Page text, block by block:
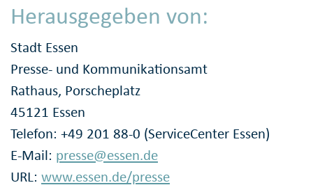
Herausgegeben von:
Stadt Essen
Presse- und Kommunikationsamt
Rathaus, Porscheplatz
45121 Essen
Telefon: +49 201 88-0 (ServiceCenter Essen)
E-Mail: presse@essen.de
URL: www.essen.de/presse